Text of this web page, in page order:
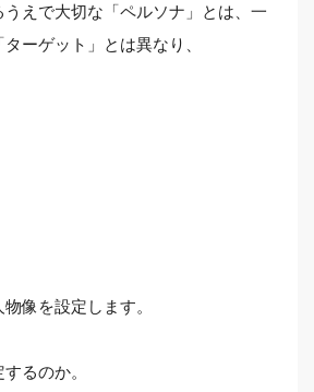
えで大切な「ペルソナ」とは、一
ーゲット」とは異なり、
像を設定します。
るのか。